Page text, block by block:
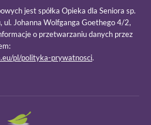
jest spółka Opieka dla Seniora sp.
ul. Johanna Wolfganga Goethego 4/2,
o przetwarzaniu danych przez
pl/polityka-prywatnosci.